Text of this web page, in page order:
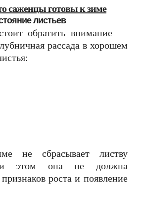
саженцы готовы к зиме
листьев
рассада в хорошем
этом она не должна
роста и появление